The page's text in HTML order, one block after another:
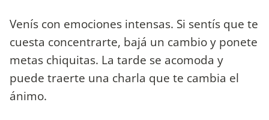
Venís con emociones intensas. Si sentís que te
cuesta concentrarte, bajá un cambio y ponete
metas chiquitas. La tarde se acomoda y
puede traerte una charla que te cambia el
ánimo.